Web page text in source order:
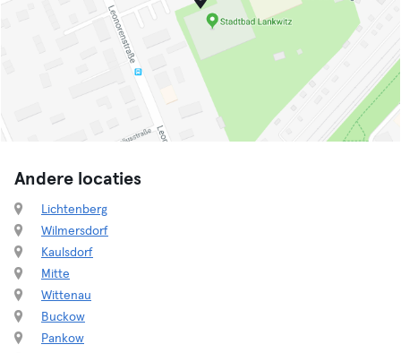
Andere locaties
Lichtenberg
Wilmersdorf
Kaulsdorf
Mitte
Wittenau
Buckow
Pankow